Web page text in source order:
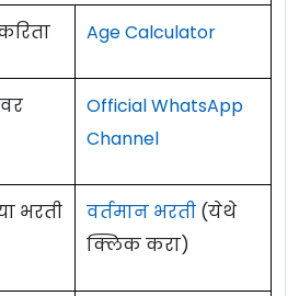
Age Calculator
Official WhatsApp
Channel
भरती
वर्तमान भरती (येथे
क्लिक करा)